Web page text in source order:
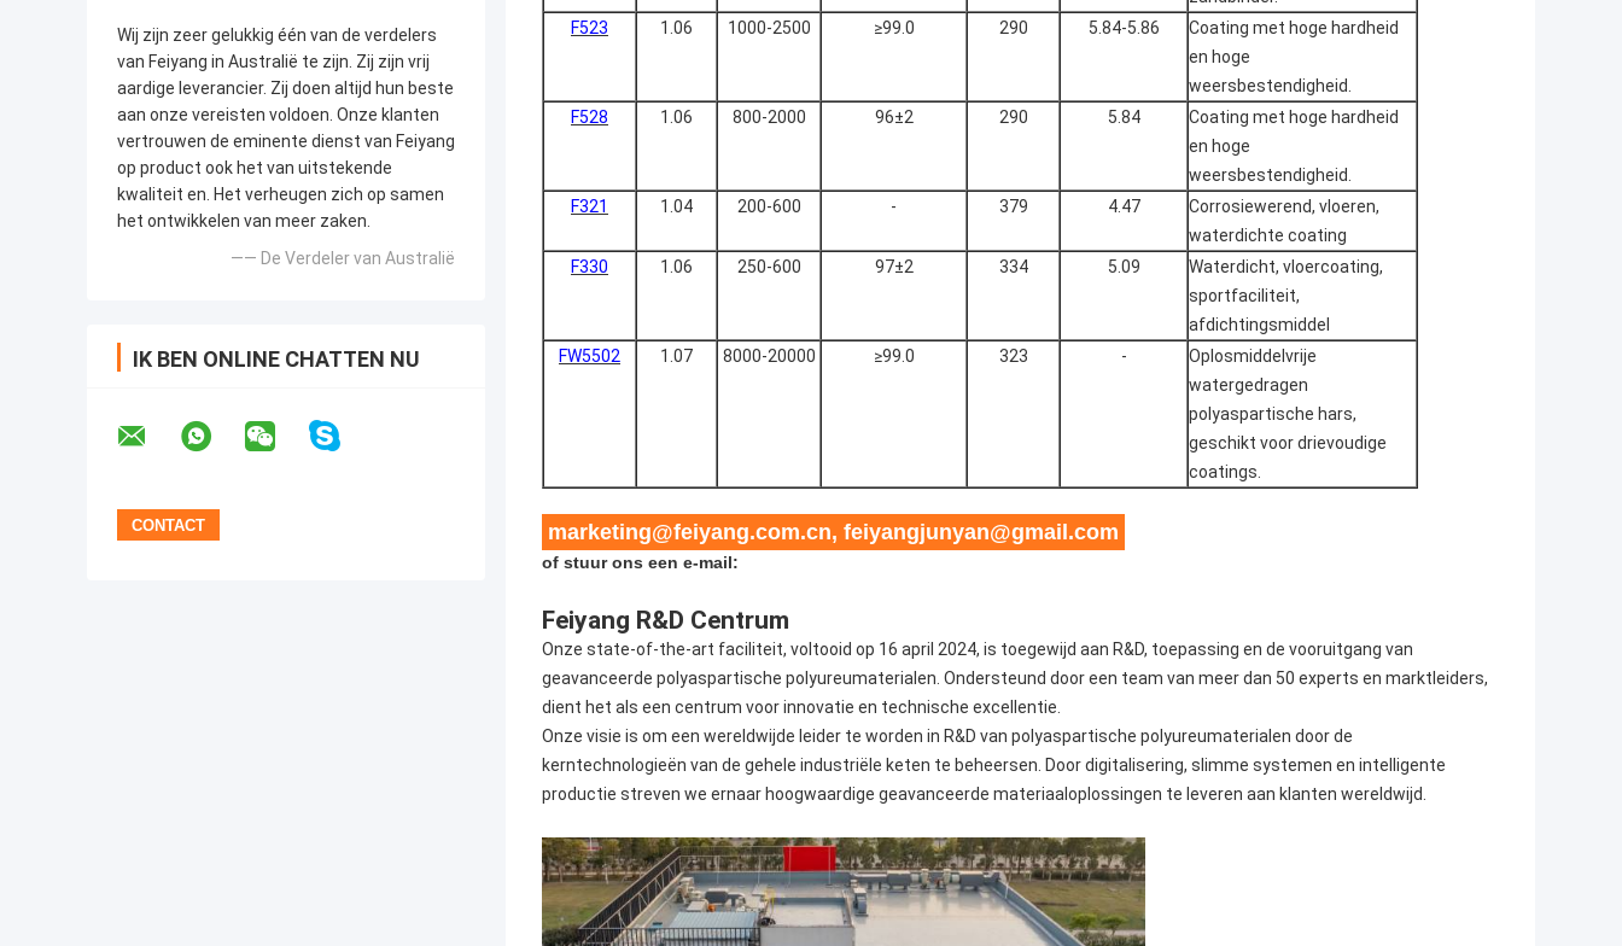
Wij zijn zeer gelukkig één van de verdelers
van Feiyang in Australië te zijn. Zij zijn vrij
aardige leverancier. Zij doen altijd hun beste
aan onze vereisten voldoen. Onze klanten
vertrouwen de eminente dienst van Feiyang
op product ook het van uitstekende
kwaliteit en. Het verheugen zich op samen
het ontwikkelen van meer zaken.
—— De Verdeler van Australië
IK BEN ONLINE CHATTEN NU
F523
1.06 1000-2500 ≥99.0 290 5.84-5.86
Coating met hoge hardheid
en hoge
weersbestendigheid.
F528
1.06 800-2000 96±2 290 5.84
Coating met hoge hardheid
en hoge
weersbestendigheid.
F321
1.04 200-600 - 379 4.47
Corrosiewerend, vloeren,
waterdichte coating
F330
1.06 250-600 97±2 334 5.09
Waterdicht, vloercoating,
sportfaciliteit,
afdichtingsmiddel
FW5502
1.07 8000-20000 ≥99.0 323 -
Oplosmiddelvrije
watergedragen
polyaspartische hars,
geschikt voor drievoudige
coatings.
marketing@feiyang.com.cn, feiyangjunyan@gmail.com
of stuur ons een e-mail:
Feiyang R&D Centrum
Onze state-of-the-art faciliteit, voltooid op 16 april 2024, is toegewijd aan R&D, toepassing en de vooruitgang van
geavanceerde polyaspartische polyureumaterialen. Ondersteund door een team van meer dan 50 experts en marktleiders,
dient het als een centrum voor innovatie en technische excellentie.
Onze visie is om een wereldwijde leider te worden in R&D van polyaspartische polyureumaterialen door de
kerntechnologieën van de gehele industriële keten te beheersen. Door digitalisering, slimme systemen en intelligente
productie streven we ernaar hoogwaardige geavanceerde materiaaloplossingen te leveren aan klanten wereldwijd.